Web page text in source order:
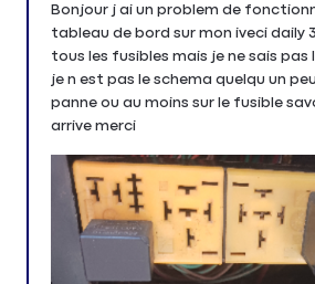
Bonjour j ai un problem de
tableau de bord sur mon iveci daily
tous les fusibles mais je ne sais pas
je n est pas le schema quelqu un
panne ou au moins sur le fusible
arrive merci